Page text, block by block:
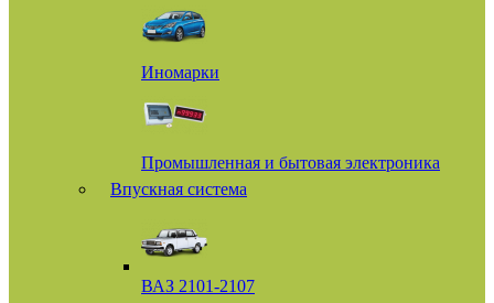
Иномарки
Промышленная и бытовая электроника
Впускная система
ВАЗ 2101-2107